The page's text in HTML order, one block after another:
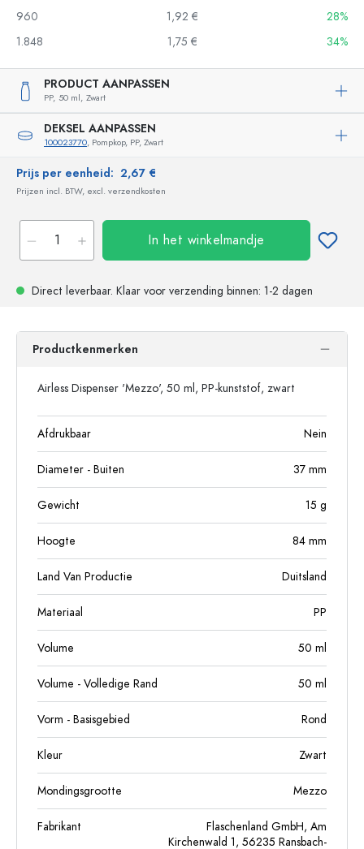
960
1,92 €
28%
1.848
1,75 € 34%
PRODUCT AANPASSEN
PP, 50 ml, Zwart
DEKSEL AANPASSEN
100023770, Pompkop, PP, Zwart
Prijs per eenheid: 2,67 €
Prijzen incl. BTW, excl. verzendkosten
In het winkelmandje
Direct leverbaar. Klaar voor verzending binnen: 1-2 dagen
Productkenmerken
Airless Dispenser 'Mezzo', 50 ml, PP-kunststof, zwart
Afdrukbaar Nein
Diameter - Buiten 37 mm
Gewicht 15 g
Hoogte 84 mm
Land Van Productie Duitsland
Materiaal PP
Volume 50 ml
Volume - Volledige Rand 50 ml
Vorm - Basisgebied Rond
Kleur Zwart
Mondingsgrootte Mezzo
Fabrikant
Flaschenland GmbH, Am
Kirchenwald 1, 56235 Ransbach-